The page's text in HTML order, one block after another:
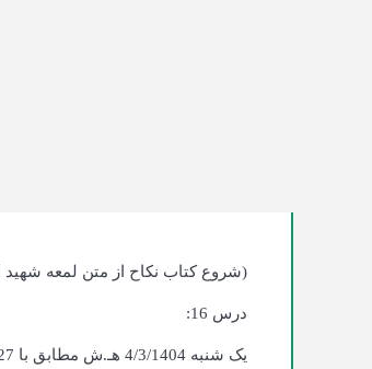
(شروع کتاب نکاح از متن لمعه شهید
درس 16:
یک‌ شنبه 4/3/1404 هـ.ش مطابق با 27/ ذی‌القعده/1446 هـ.ق، کابل، حوزه علمیّه دارالمعارف اهلبیت